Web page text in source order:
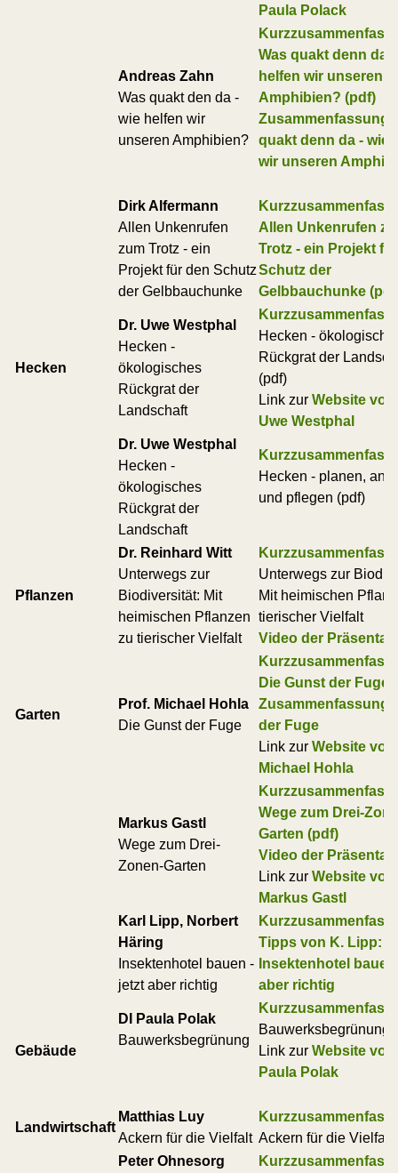
Paula Polack
Andreas Zahn
Was quakt den da -
wie helfen wir
unseren Amphibien?
Was quakt denn da -
helfen wir unseren
Amphibien? (pdf)
Zusammenfassung:
quakt denn da - wie
wir unseren
Dirk Alfermann
Allen Unkenrufen
zum Trotz - ein
Projekt für den Schutz
der Gelbbauchunke
Allen Unkenrufen
Trotz - ein Projekt
Schutz der
Gelbbauchunke
Hecken
Dr. Uwe Westphal
Hecken -
ökologisches
Rückgrat der
Landschaft
Hecken -
Rückgrat der
(pdf)
Link zur Website von
Uwe Westphal
Dr. Uwe Westphal
Hecken -
ökologisches
Rückgrat der
Landschaft
Hecken - planen,
und pflegen (pdf)
Pflanzen
Dr. Reinhard Witt
Unterwegs zur
Biodiversität: Mit
heimischen Pflanzen
zu tierischer Vielfalt
Unterwegs zur
Mit heimischen
tierischer Vielfalt
Video der
Garten
Prof. Michael Hohla
Die Gunst der Fuge
Die Gunst der Fuge
Zusammenfassung:
der Fuge
Link zur Website von
Michael Hohla
Markus Gastl
Wege zum Drei-
Zonen-Garten
Wege zum Drei-
Garten (pdf)
Video der
Link zur Website von
Markus Gastl
Karl Lipp, Norbert
Häring
Insektenhotel bauen -
jetzt aber richtig
Tipps von K. Lipp:
Insektenhotel
aber richtig
Gebäude
DI Paula Polak
Bauwerksbegrünung
Bauwerksbegrünung
Link zur Website von
Paula Polak
Landwirtschaft
Matthias Luy
Ackern für die Vielfalt Ackern für die Vielfalt
Peter Ohnesorg